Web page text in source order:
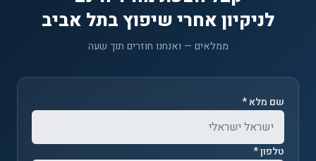
לניקיון אחרי שיפוץ בתל אביב
ממלאים — ואנחנו חוזרים תוך שעה
שם מלא *
טלפון *